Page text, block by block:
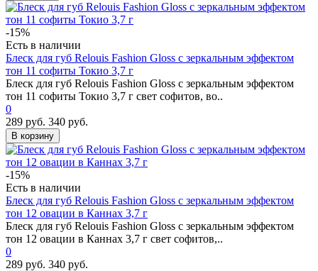
-15%
Есть в наличии
Блеск для губ Relouis Fashion Gloss с зеркальным эффектом
тон 11 софиты Токио 3,7 г
Блеск для губ Relouis Fashion Gloss с зеркальным эффектом
тон 11 софиты Токио 3,7 г свет софитов, во..
0
289 руб. 340 руб.
В корзину
-15%
Есть в наличии
Блеск для губ Relouis Fashion Gloss с зеркальным эффектом
тон 12 овации в Каннах 3,7 г
Блеск для губ Relouis Fashion Gloss с зеркальным эффектом
тон 12 овации в Каннах 3,7 г свет софитов,..
0
289 руб. 340 руб.